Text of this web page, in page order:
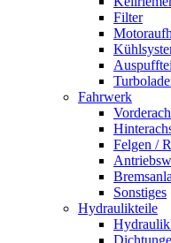
Filter
Fahrwerk
Felgen /
Sonstiges
Hydraulikteile